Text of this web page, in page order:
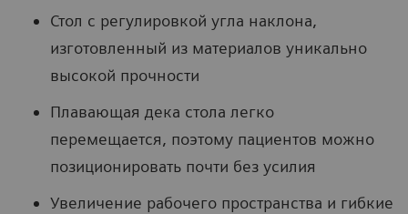
Стол с регулировкой угла наклона,
изготовленный из материалов уникально
высокой прочности
Плавающая дека стола легко
перемещается, поэтому пациентов можно
позиционировать почти без усилия
Увеличение рабочего пространства и гибкие